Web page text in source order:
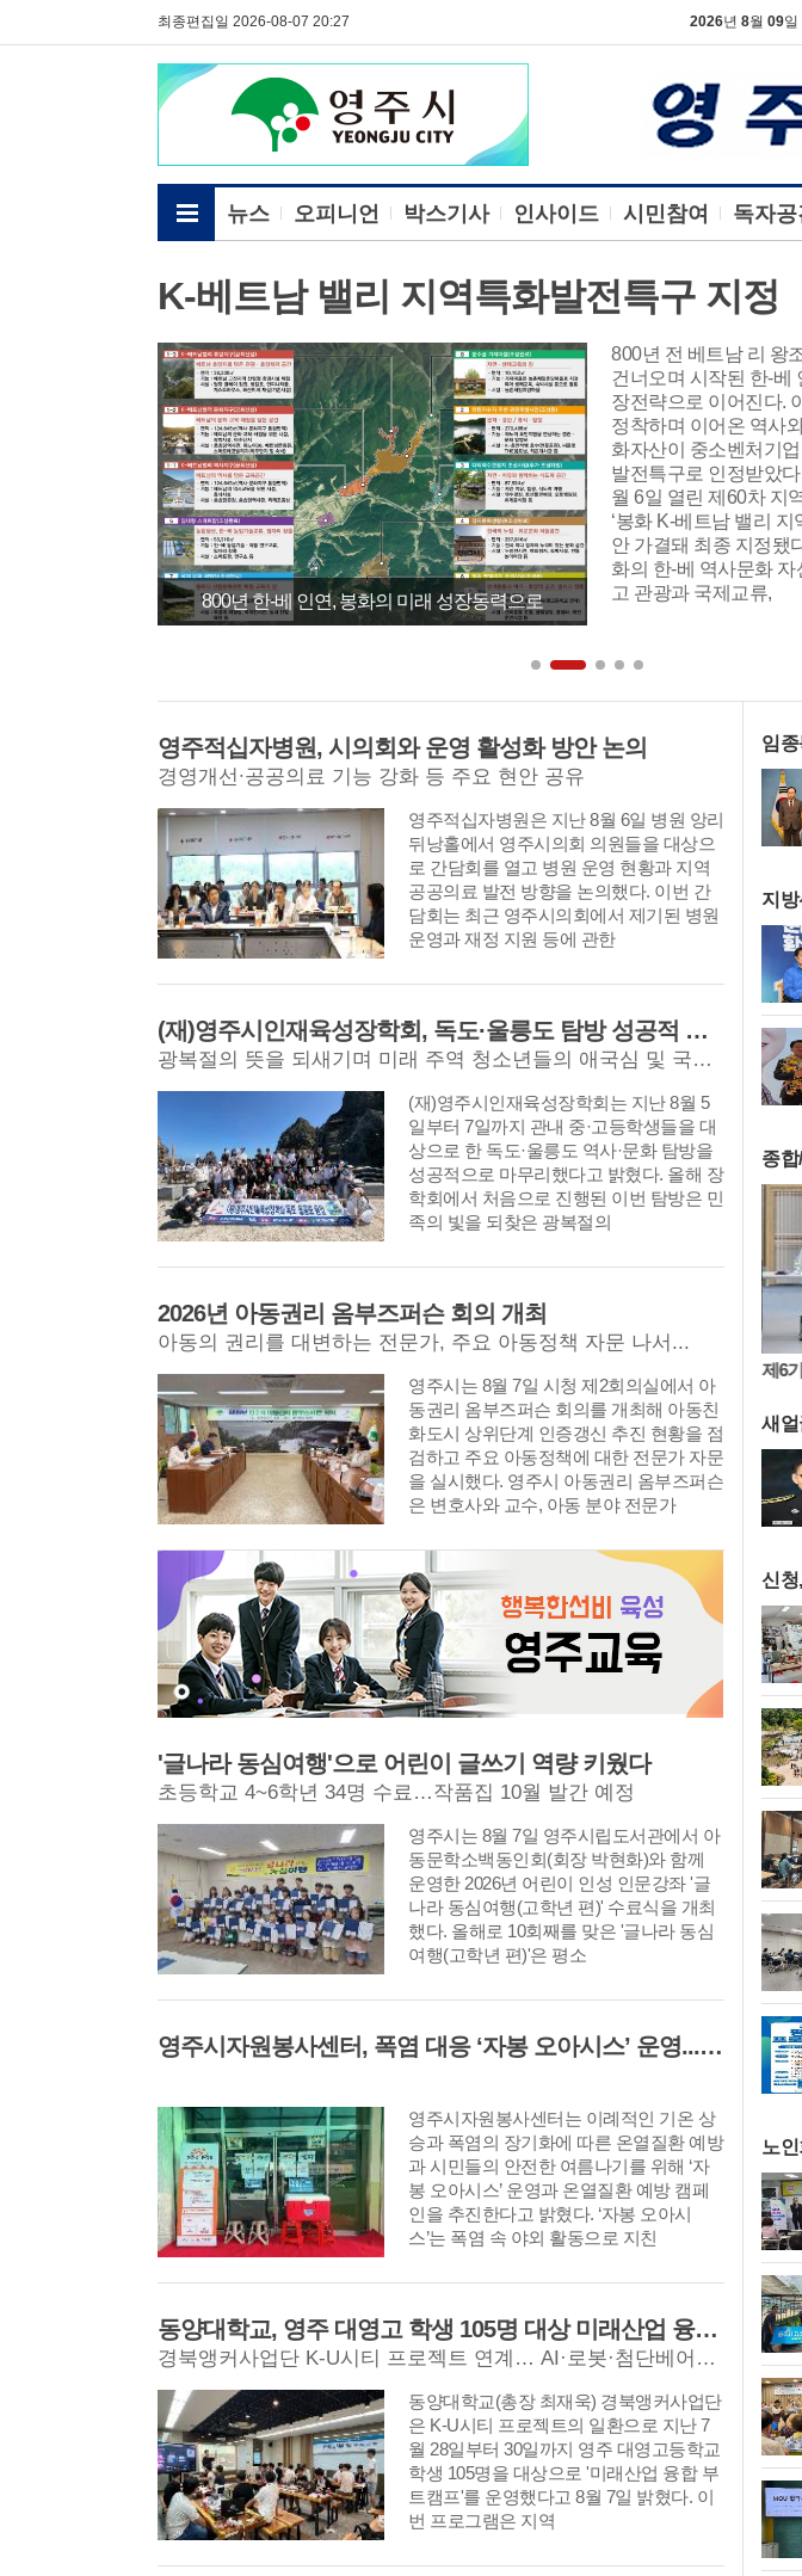
최종편집일 2026-08-07 20:27 2026년 8월 09일
뉴스 오피니언 박스기사 인사이드 시민참여 독자공
전체메뉴보기
K-베트남 밸리 지역특화발전특구 지정
800년 한-베 인연, 봉화의 미래 성장동력으로
800년 전 베트남 리 왕
건너오며 시작된 한-베
장전략으로 이어진다.
정착하며 이어온 역사
화자산이 중소벤처기
발전특구로 인정받았
월 6일 열린 제60차 지
‘봉화 K-베트남 밸리
안 가결돼 최종 지정됐
화의 한-베 역사문화
고 관광과 국제교류,
영주적십자병원, 시의회와 운영 활성화 방안 논의
경영개선∙공공의료 기능 강화 등 주요 현안 공유
영주적십자병원은 지난 8월 6일 병원 앙리
뒤낭홀에서 영주시의회 의원들을 대상으
로 간담회를 열고 병원 운영 현황과 지역
공공의료 발전 방향을 논의했다. 이번 간
담회는 최근 영주시의회에서 제기된 병원
운영과 재정 지원 등에 관한
(재)영주시인재육성장학회, 독도·울릉도 탐방 성공적 마무리
광복절의 뜻을 되새기며 미래 주역 청소년들의 애국심 및 국토 수호 의지 다져
(재)영주시인재육성장학회는 지난 8월 5
일부터 7일까지 관내 중·고등학생들을 대
상으로 한 독도·울릉도 역사·문화 탐방을
성공적으로 마무리했다고 밝혔다. 올해 장
학회에서 처음으로 진행된 이번 탐방은 민
족의 빛을 되찾은 광복절의
2026년 아동권리 옴부즈퍼슨 회의 개최
아동의 권리를 대변하는 전문가, 주요 아동정책 자문 나서...
영주시는 8월 7일 시청 제2회의실에서 아
동권리 옴부즈퍼슨 회의를 개최해 아동친
화도시 상위단계 인증갱신 추진 현황을 점
검하고 주요 아동정책에 대한 전문가 자문
을 실시했다. 영주시 아동권리 옴부즈퍼슨
은 변호사와 교수, 아동 분야 전문가
'글나라 동심여행'으로 어린이 글쓰기 역량 키웠다
초등학교 4~6학년 34명 수료…작품집 10월 발간 예정
영주시는 8월 7일 영주시립도서관에서 아
동문학소백동인회(회장 박현화)와 함께
운영한 2026년 어린이 인성 인문강좌 '글
나라 동심여행(고학년 편)' 수료식을 개최
했다. 올해로 10회째를 맞은 '글나라 동심
여행(고학년 편)'은 평소
영주시자원봉사센터, 폭염 대응 ‘자봉 오아시스’ 운영...시원한 생수 나눔으로 주민 건강 지킨다.
영주시자원봉사센터는 이례적인 기온 상
승과 폭염의 장기화에 따른 온열질환 예방
과 시민들의 안전한 여름나기를 위해 ‘자
봉 오아시스’ 운영과 온열질환 예방 캠페
인을 추진한다고 밝혔다. ‘자봉 오아시
스’는 폭염 속 야외 활동으로 지친
동양대학교, 영주 대영고 학생 105명 대상 미래산업 융합 부트캠프 운영
경북앵커사업단 K-U시티 프로젝트 연계… AI·로봇·첨단베어링 융합교육으로 지역 미래인재 양성
동양대학교(총장 최재욱) 경북앵커사업단
은 K-U시티 프로젝트의 일환으로 지난 7
월 28일부터 30일까지 영주 대영고등학교
학생 105명을 대상으로 '미래산업 융합 부
트캠프'를 운영했다고 8월 7일 밝혔다. 이
번 프로그램은 지역
임
지방
종합
2026. 7. 20.字 영... 제6
새얼
신청
노